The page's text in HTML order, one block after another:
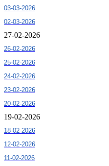
03-03-2026
02-03-2026
27-02-2026
26-02-2026
25-02-2026
24-02-2026
23-02-2026
20-02-2026
19-02-2026
18-02-2026
12-02-2026
11-02-2026